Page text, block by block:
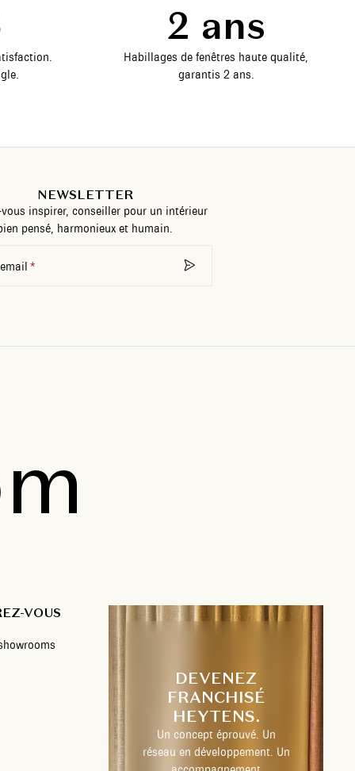
2 ans
Habillages de fenêtres haute qualité,
garantis 2 ans.
NEWSLETTER
vous inspirer, conseiller pour un intérieur
pensé, harmonieux et humain.
VOUS
DEVENEZ
FRANCHISÉ
HEYTENS.
Un concept éprouvé. Un
réseau en développement. Un